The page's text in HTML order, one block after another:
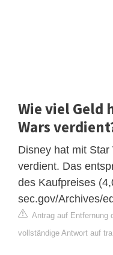
Wie viel Geld
Wars
Disney hat mit
verdient. Das
des Kaufpreises
sec.gov/Archives/
Antrag auf Entfernung
vollständige Antwort auf